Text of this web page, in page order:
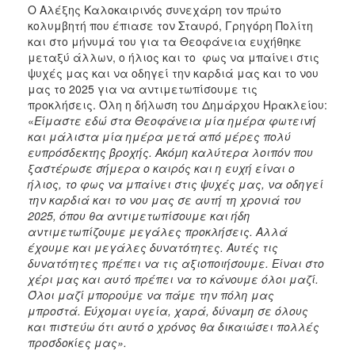
Ο Αλέξης Καλοκαιρινός συνεχάρη τον πρώτο
κολυμβητή που έπιασε τον Σταυρό, Γρηγόρη Πολίτη
και στο μήνυμά του για τα Θεοφάνεια ευχήθηκε
μεταξύ άλλων, ο ήλιος και το φως να μπαίνει στις
ψυχές μας και να οδηγεί την καρδιά μας και το νου
μας το 2025 για να αντιμετωπίσουμε τις
προκλήσεις. Όλη η δήλωση του Δημάρχου Ηρακλείου:
«Είμαστε εδώ στα Θεοφάνεια μία ημέρα φωτεινή
και μάλιστα μία ημέρα μετά από μέρες πολύ
ευπρόσδεκτης βροχής. Ακόμη καλύτερα λοιπόν που
ξαστέρωσε σήμερα ο καιρός και η ευχή είναι ο
ήλιος, το φως να μπαίνει στις ψυχές μας, να οδηγεί
την καρδιά και το νου μας σε αυτή τη χρονιά του
2025, όπου θα αντιμετωπίσουμε και ήδη
αντιμετωπίζουμε μεγάλες προκλήσεις. Αλλά
έχουμε και μεγάλες δυνατότητες. Αυτές τις
δυνατότητες πρέπει να τις αξιοποιήσουμε. Είναι στο
χέρι μας και αυτό πρέπει να το κάνουμε όλοι μαζί.
Όλοι μαζί μπορούμε να πάμε την πόλη μας
μπροστά. Εύχομαι υγεία, χαρά, δύναμη σε όλους
και πιστεύω ότι αυτό ο χρόνος θα δικαιώσει πολλές
προσδοκίες μας».